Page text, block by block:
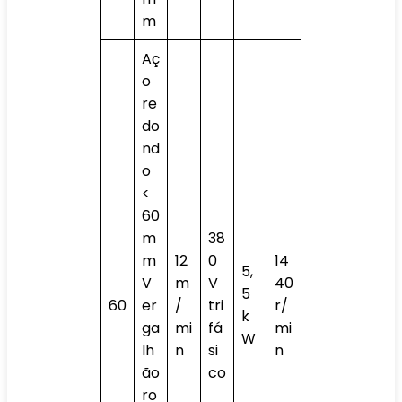
m
60
Aç
o
re
do
nd
o
<
60
m
m
V
er
ga
lh
ão
ro
12
m
/
mi
n
38
0
V
tri
fá
si
co
5,
5
k
W
14
40
r/
mi
n